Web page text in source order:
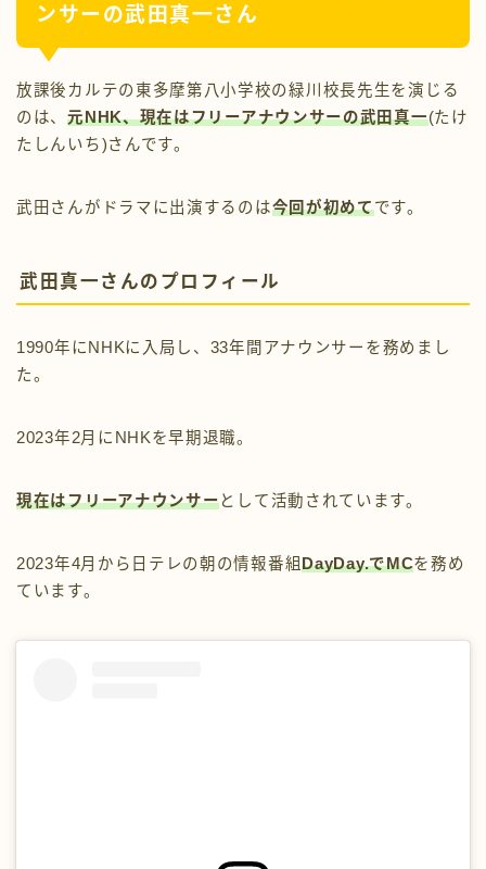
ンサーの武田真一さん
放課後カルテの東多摩第八小学校の緑川校長先生を演じる
のは、元NHK、現在はフリーアナウンサーの武田真一(たけ
たしんいち)さんです。
武田さんがドラマに出演するのは今回が初めてです。
武田真一さんのプロフィール
1990年にNHKに入局し、33年間アナウンサーを務めまし
た。
2023年2月にNHKを早期退職。
現在はフリーアナウンサーとして活動されています。
2023年4月から日テレの朝の情報番組DayDay.でMCを務め
ています。